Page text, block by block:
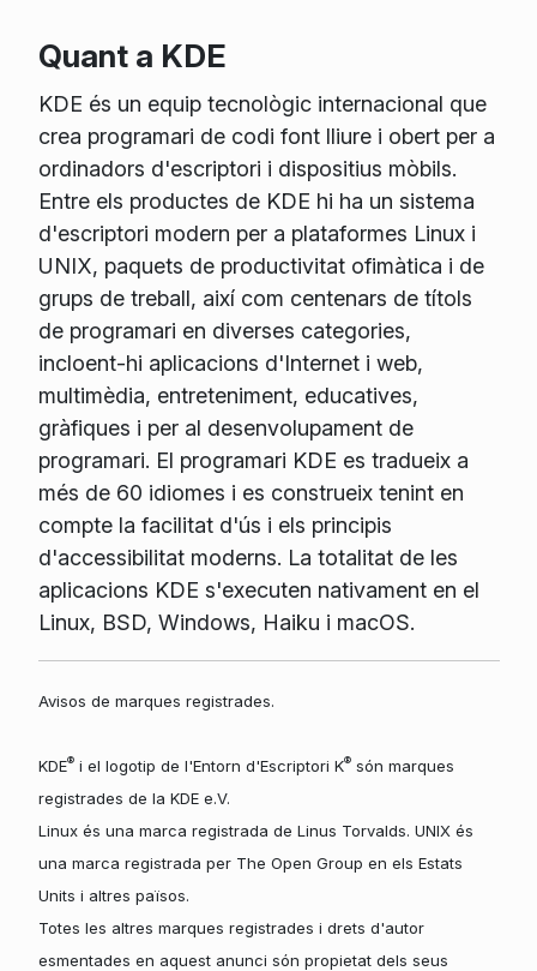
Quant a KDE
KDE és un equip tecnològic internacional que
crea programari de codi font lliure i obert per a
ordinadors d'escriptori i dispositius mòbils.
Entre els productes de KDE hi ha un sistema
d'escriptori modern per a plataformes Linux i
UNIX, paquets de productivitat ofimàtica i de
grups de treball, així com centenars de títols
de programari en diverses categories,
incloent-hi aplicacions d'Internet i web,
multimèdia, entreteniment, educatives,
gràfiques i per al desenvolupament de
programari. El programari KDE es tradueix a
més de 60 idiomes i es construeix tenint en
compte la facilitat d'ús i els principis
d'accessibilitat moderns. La totalitat de les
aplicacions KDE s'executen nativament en el
Linux, BSD, Windows, Haiku i macOS.
Avisos de marques registrades.
KDE®i el logotip de l'Entorn d'Escriptori K®són marques
registrades de la KDE e.V.
Linux és una marca registrada de Linus Torvalds. UNIX és
una marca registrada per The Open Group en els Estats
Units i altres països.
Totes les altres marques registrades i drets d'autor
esmentades en aquest anunci són propietat dels seus